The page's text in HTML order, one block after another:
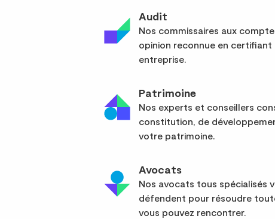
Audit
Nos commissaires aux
opinion reconnue en
entreprise.
Patrimoine
Nos experts et conseillers
constitution, de
votre patrimoine.
Avocats
Nos avocats tous spécialisés
défendent pour résoudre
vous pouvez rencontrer.